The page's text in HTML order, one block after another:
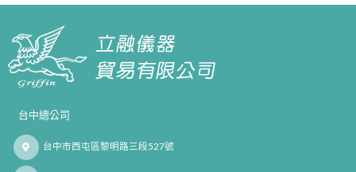
台中總公司
台中市西屯區黎明路三段527號